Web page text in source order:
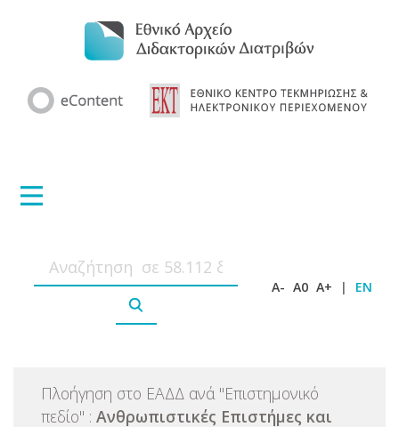
A- A0 A+ | EN
Πλοήγηση στο ΕΑΔΔ ανά "Επιστημονικό
πεδίο" : Ανθρωπιστικές Επιστήμες και